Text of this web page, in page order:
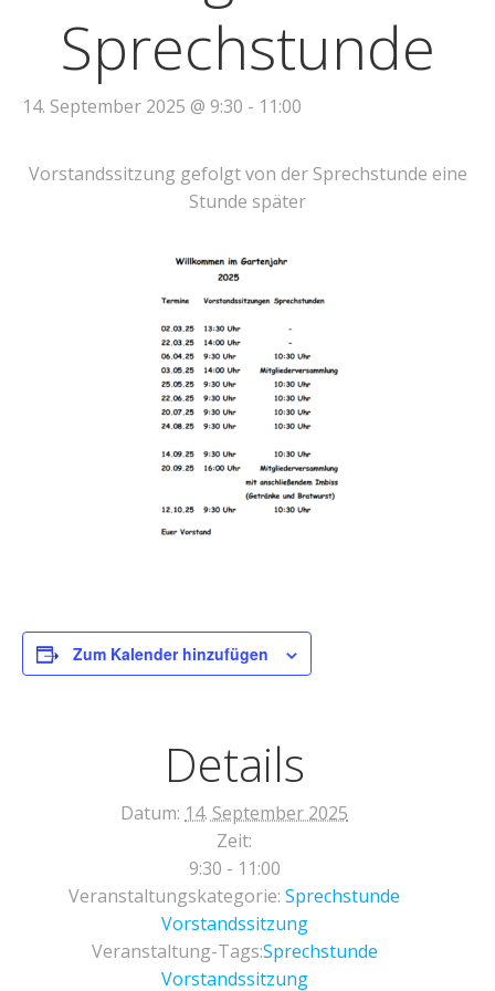
Sprechstunde
14. September 2025 @ 9:30 - 11:00
Vorstandssitzung gefolgt von der Sprechstunde eine
Stunde später
Zum Kalender hinzufügen
Details
Datum: 14. September 2025
Zeit:
9:30 - 11:00
Veranstaltungskategorie: Sprechstunde
Vorstandssitzung
Veranstaltung-Tags:Sprechstunde
Vorstandssitzung